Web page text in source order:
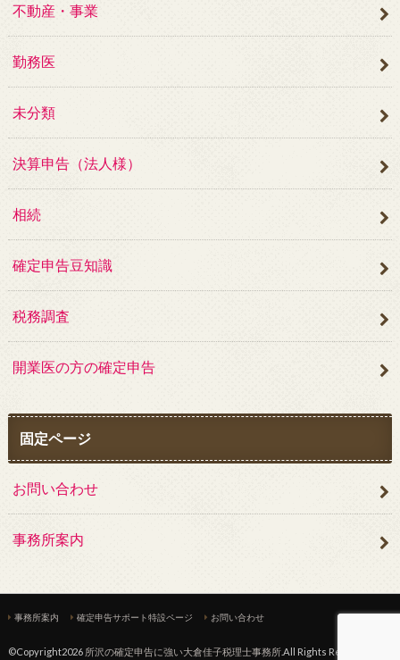
不動産・事業
勤務医
未分類
決算申告（法人様）
相続
確定申告豆知識
税務調査
開業医の方の確定申告
固定ページ
お問い合わせ
事務所案内
事務所案内 確定申告サポート特設ページ お問い合わせ
©Copyright2026 所沢の確定申告に強い大倉佳子税理士事務所.All Rights Reserved.